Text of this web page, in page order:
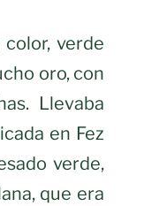
verde
oro, con
Llevaba
en Fez
verde,
que era